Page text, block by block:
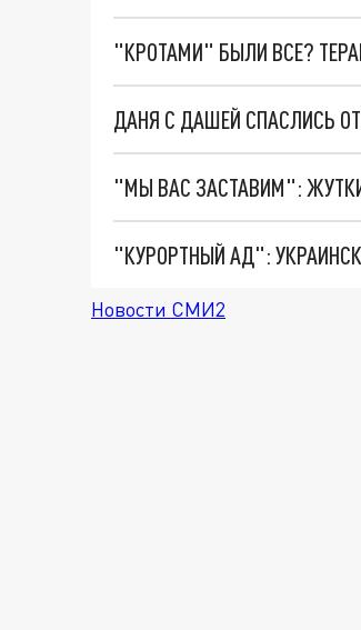
"КРОТАМИ" БЫЛИ ВСЕ?
ДАНЯ С ДАШЕЙ СПАСЛИСЬ
"КУРОРТНЫЙ АД":
Новости СМИ2